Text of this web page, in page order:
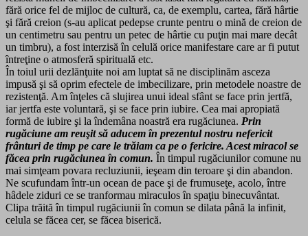
fără orice fel de mijloc de cultură, ca, de exemplu, cartea, fără hârtie
şi fără creion (s-au aplicat pedepse crunte pentru o mină de creion de
un centimetru sau pentru un petec de hârtie cu puţin mai mare decât
un timbru), a fost interzisă în celulă orice manifestare care ar fi putut
întreţine o atmosferă spirituală etc.
În toiul urii dezlănţuite noi am luptat să ne disciplinăm asceza
impusă şi să oprim efectele de imbecilizare, prin metodele noastre de
rezistenţă. Am înţeles că slujirea unui ideal sfânt se face prin jertfă,
iar jertfa este voluntară, şi se face prin iubire. Cea mai apropiată
formă de iubire şi la îndemâna noastră era rugăciunea. Prin
rugăciune am reuşit să aducem în prezentul nostru nefericit
frânturi de timp pe care le trăiam ca pe o fericire. Acest miracol se
făcea prin rugăciunea în comun. În timpul rugăciunilor comune nu
mai simţeam povara recluziunii, ieşeam din teroare şi din abandon.
Ne scufundam într-un ocean de pace şi de frumuseţe, acolo, între
hâdele ziduri ce se tranformau miraculos în spaţiu binecuvântat.
Clipa trăită în timpul rugăciunii în comun se dilata până la infinit,
celula se făcea cer, se făcea biserică.